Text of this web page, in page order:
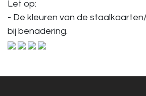
Let op:
- De kleuren van de
bij benadering.